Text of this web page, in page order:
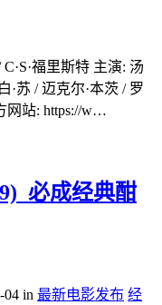
福里斯特 主演: 汤
·苏 / 迈克尔·本茨 / 罗
网站: https://w…
必成经典酣
04 in 最新电影发布 经